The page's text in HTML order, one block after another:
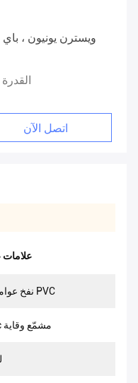
اتصل الآن
علامات
نفخ عوامة اسطوانية PVC
0.6mm pvc مشمّع وقاية